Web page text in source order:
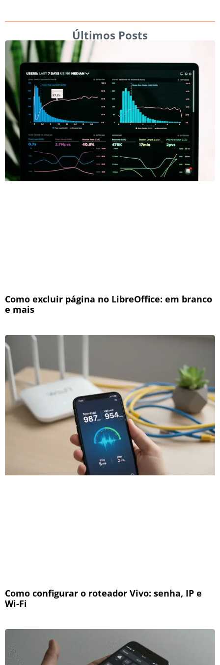
Últimos Posts
Como excluir página no LibreOffice: em branco
e mais
Como configurar o roteador Vivo: senha, IP e
Wi-Fi